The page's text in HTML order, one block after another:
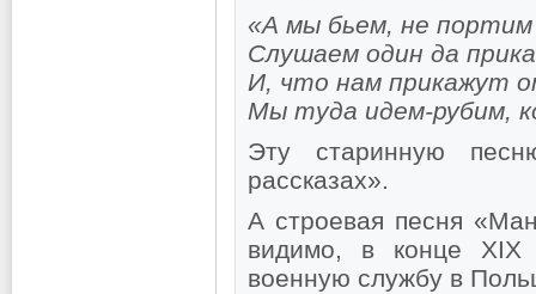
«А мы бьем, не портим
Слушаем один да
И, что нам прикажут
Мы туда идем-рубим,
Эту старинную
рассказах».
А строевая песня
видимо, в конце XIX
военную службу в